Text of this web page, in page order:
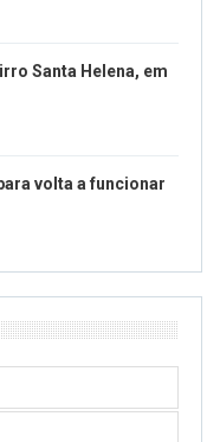
Santa Helena, em
volta a funcionar